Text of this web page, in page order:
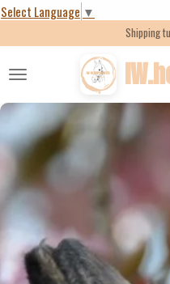
Select Language ▼
Skip
content
Shipping